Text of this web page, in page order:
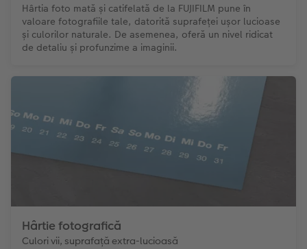
Hârtia foto mată și catifelată de la FUJIFILM pune în
valoare fotografiile tale, datorită suprafeței ușor lucioase
și culorilor naturale. De asemenea, oferă un nivel ridicat
de detaliu și profunzime a imaginii.
Hârtie fotografică
Culori vii, suprafață extra-lucioasă